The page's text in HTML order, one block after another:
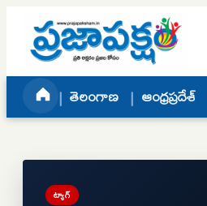
Skip to content
తెలంగాణ ఆంధ్రప్రదేశ్
ట్యాగ్